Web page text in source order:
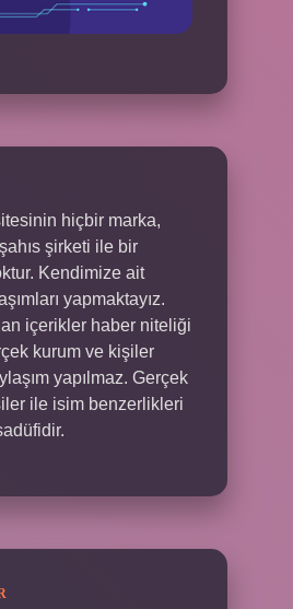
hiçbir marka,
şirketi ile bir
Kendimize ait
yapmaktayız.
içerikler haber niteliği
kurum ve kişiler
yapılmaz. Gerçek
ile isim benzerlikleri